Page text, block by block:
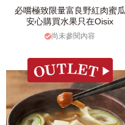
必嚐極致限量富良野紅肉蜜瓜
安心購買水果只在Oisix
尚未參閱內容